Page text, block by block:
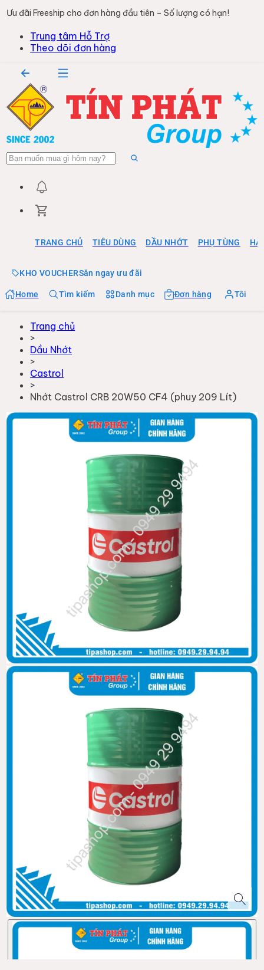
Ưu đãi Freeship cho đơn hàng đầu tiên – Số lượng có hạn!
Trung tâm Hỗ Trợ
Theo dõi đơn hàng
TRANG CHỦ TIÊU DÙNG DẦU NHỚT PHỤ TÙNG
KHO VOUCHERSăn ngay ưu đãi
Home Tìm kiếm Danh mục Đơn hàng Tôi
Trang chủ
>
Dầu Nhớt
>
Castrol
>
Nhớt Castrol CRB 20W50 CF4 (phuy 209 Lít)